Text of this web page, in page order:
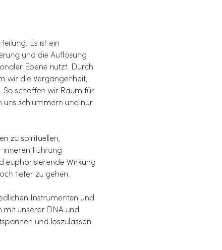
Es ist ein
und die Auflösung
Ebene nutzt. Durch
wir die Vergangenheit,
So schaffen wir Raum für
uns schlummern und nur
zu spirituellen,
inneren Führung
euphorisierende Wirkung
tiefer zu gehen.
Instrumenten und
mit unserer DNA und
und loszulassen.